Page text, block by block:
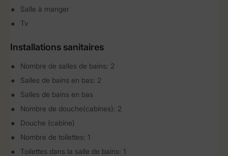
Salle à manger
Tv
Installations sanitaires
Nombre de salles de bains: 2
Salles de bains en bas: 2
Salles de bains en bas
Nombre de douche(cabines): 2
Douche (cabine)
Nombre de toilettes: 1
Toilettes dans la salle de bains: 1